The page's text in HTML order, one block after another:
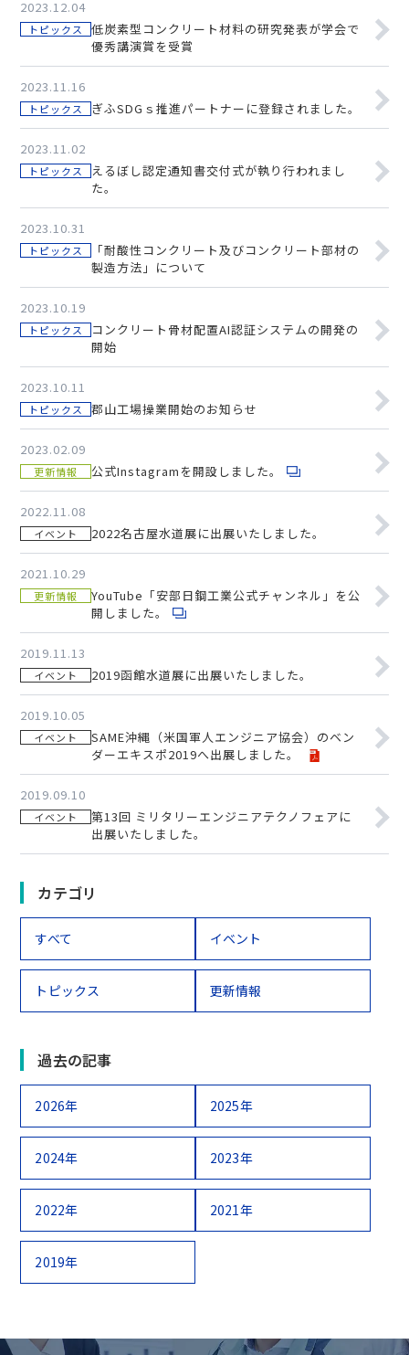
2023.12.04
トピックス
低炭素型コンクリート材料の研究発表が学会で
優秀講演賞を受賞
2023.11.16
トピックス ぎふSDGｓ推進パートナーに登録されました。
2023.11.02
トピックス
えるぼし認定通知書交付式が執り行われまし
た。
2023.10.31
トピックス
「耐酸性コンクリート及びコンクリート部材の
製造方法」について
2023.10.19
トピックス
コンクリート骨材配置AI認証システムの開発の
開始
2023.10.11
トピックス 郡山工場操業開始のお知らせ
2023.02.09
更新情報 公式Instagramを開設しました。
2022.11.08
イベント 2022名古屋水道展に出展いたしました。
2021.10.29
更新情報
YouTube「安部日鋼工業公式チャンネル」を公
開しました。
2019.11.13
イベント 2019函館水道展に出展いたしました。
2019.10.05
イベント
SAME沖縄（米国軍人エンジニア協会）のベン
ダーエキスポ2019へ出展しました。
2019.09.10
イベント
第13回 ミリタリーエンジニアテクノフェアに
出展いたしました。
カテゴリ
すべて イベント
トピックス 更新情報
過去の記事
2026年 2025年
2024年 2023年
2022年 2021年
2019年